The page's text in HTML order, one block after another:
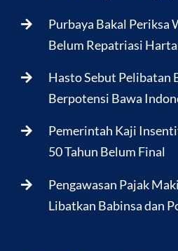
Purbaya Bakal Periksa
Belum Repatriasi
Hasto Sebut Pelibatan
Berpotensi Bawa
Pemerintah Kaji
50 Tahun Belum Final
Pengawasan Pajak
Libatkan Babinsa dan